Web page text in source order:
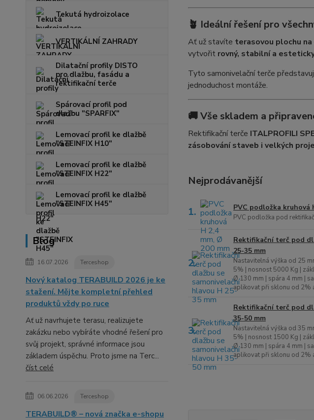
Tekutá hydroizolace
VERTIKÁLNÍ ZAHRADY
Dilatační profily DISTO
pro dlažbu, fasádu a
rektifikační terče
Spárovací profil pod
dlažbu "SPARFIX"
Lemovací profil ke dlažbě
"STEINFIX H10"
Lemovací profil ke dlažbě
"STEINFIX H22"
Lemovací profil ke dlažbě
"STEINFIX H45"
Blog
16.07.2026 Terceshop
Nový katalog TERABUILD 2026 je ke
stažení. Mějte kompletní přehled
produktů vždy po ruce
Ať už navrhujete terasu, realizujete
zakázku nebo vybíráte vhodné řešení pro
svůj projekt, správné informace jsou
základem úspěchu. Proto jsme na Terc...
číst celé
06.06.2026 Terceshop
TERABUILD® – nová značka e-shopu
🪴 Ideální řešení pro
Ať už stavíte terasovou plochu
vytvořit rovný, stabilní a
Tyto samonivelační terče
jednoduchost montáže.
🚚Vše skladem a
Rektifikační terče ITALPROFILI
zásobování staveb i velkých
Nejprodávanější
1. PVC podložka kruhová
PVC podložka pod
2.
Rektifikační terč pod
25-35 mm
Nastavitelná výška od 25
5% | nosnost 5000 Kg |
Ø 130 mm | spára 4 mm |
aplikovat při sklonu od 2%
3.
Rektifikační terč pod
35-50 mm
Nastavitelná výška od 35
5% | nosnost 1500 Kg |
Ø 130 mm | spára 4 mm |
aplikovat při sklonu od 2%